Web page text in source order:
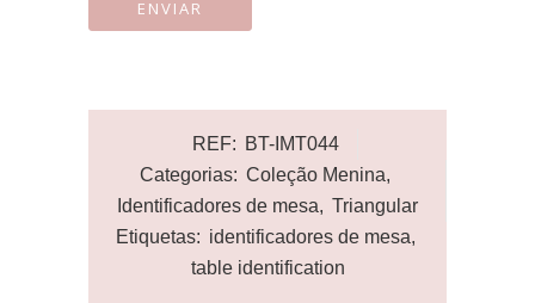
REF: BT-IMT044
Categorias: Coleção Menina,
Identificadores de mesa, Triangular
Etiquetas: identificadores de mesa,
table identification